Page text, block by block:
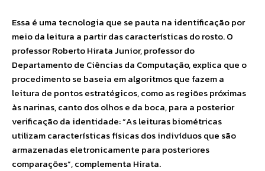
Essa é uma tecnologia que se pauta na identificação por
meio da leitura a partir das características do rosto. O
professor Roberto Hirata Junior, professor do
Departamento de Ciências da Computação, explica que o
procedimento se baseia em algoritmos que fazem a
leitura de pontos estratégicos, como as regiões próximas
às narinas, canto dos olhos e da boca, para a posterior
verificação da identidade: “As leituras biométricas
utilizam características físicas dos indivíduos que são
armazenadas eletronicamente para posteriores
comparações”, complementa Hirata.